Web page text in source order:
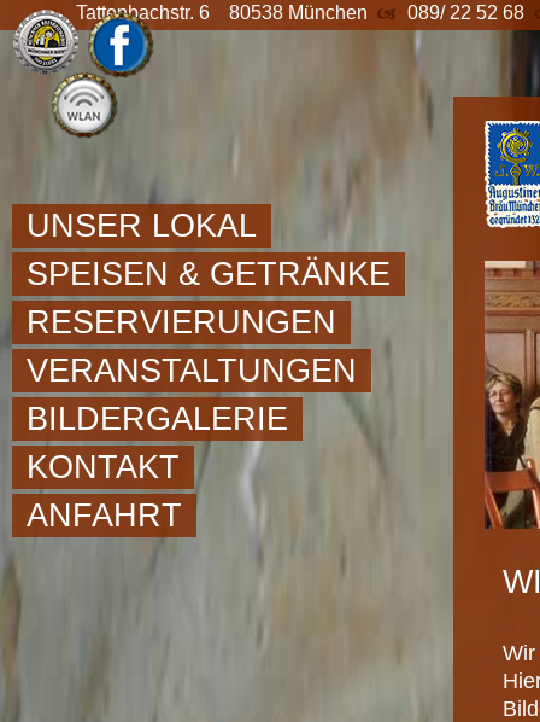
Tattenbachstr. 6 80538 München 089/ 22 52 68
UNSER LOKAL
SPEISEN & GETRÄNKE
RESERVIERUNGEN
VERANSTALTUNGEN
BILDERGALERIE
KONTAKT
ANFAHRT
Wir